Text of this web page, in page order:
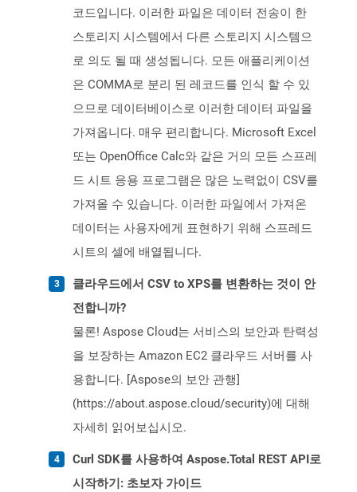
코드입니다. 이러한 파일은 데이터 전송이 한
스토리지 시스템에서 다른 스토리지 시스템으
로 의도 될 때 생성됩니다. 모든 애플리케이션
은 COMMA로 분리 된 레코드를 인식 할 수 있
으므로 데이터베이스로 이러한 데이터 파일을
가져옵니다. 매우 편리합니다. Microsoft Excel
또는 OpenOffice Calc와 같은 거의 모든 스프레
드 시트 응용 프로그램은 많은 노력없이 CSV를
가져올 수 있습니다. 이러한 파일에서 가져온
데이터는 사용자에게 표현하기 위해 스프레드
시트의 셀에 배열됩니다.
클라우드에서 CSV to XPS를 변환하는 것이 안
전합니까?
물론! Aspose Cloud는 서비스의 보안과 탄력성
을 보장하는 Amazon EC2 클라우드 서버를 사
용합니다. [Aspose의 보안 관행]
(https://about.aspose.cloud/security)에 대해
자세히 읽어보십시오.
Curl SDK를 사용하여 Aspose.Total REST API로
시작하기: 초보자 가이드